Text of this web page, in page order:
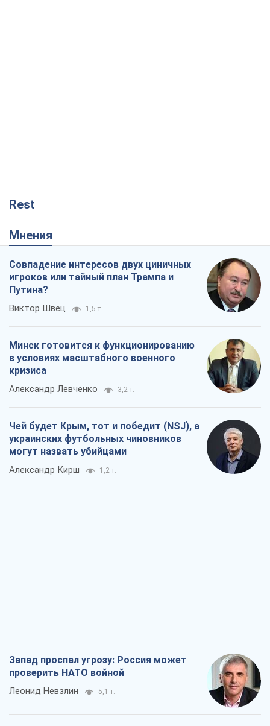
Rest
Мнения
Совпадение интересов двух циничных
игроков или тайный план Трампа и
Путина?
Виктор Швец 1,5 т.
Минск готовится к функционированию
в условиях масштабного военного
кризиса
Александр Левченко 3,2 т.
Чей будет Крым, тот и победит (NSJ), а
украинских футбольных чиновников
могут назвать убийцами
Александр Кирш 1,2 т.
Запад проспал угрозу: Россия может
проверить НАТО войной
Леонид Невзлин 5,1 т.